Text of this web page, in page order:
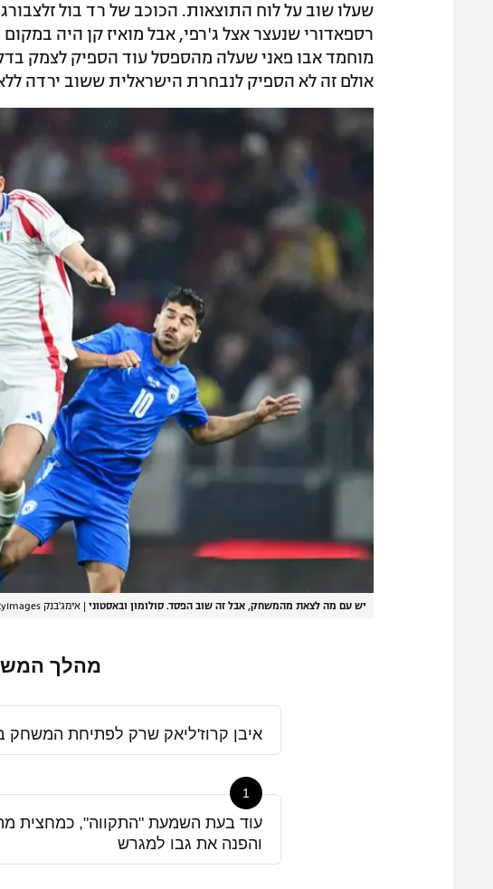
שעלו שוב על לוח התוצאות. הכוכב של רד בול
רספאדורי שנעצר אצל ג'רפי, אבל מואיז קן היה
אולם זה לא הספיק לנבחרת הישראלית ששוב ירדה
יש עם מה לצאת מהמשחק, אבל זה שוב הפסד. סולומון ובאסטוני | אימג'בנק GettyImages
מהלך
איבן קרוז'ליאק שרק לפתיחת המשחק
1
עוד בעת השמעת "התקווה", כמחצית
והפנה את גבו למגרש